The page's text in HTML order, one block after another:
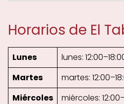
Horarios de El
Lunes
lunes:
Martes
martes:
Miércoles
miércoles: